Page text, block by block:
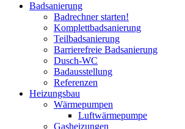
Badsanierung
Badrechner starten!
Komplett­badsanierung
Teilbadsanierung
Barrierefreie Badsanierung
Dusch-WC
Badausstellung
Referenzen
Heizungsbau
Wärmepumpen
Luftwärmepumpe
Gasheizungen